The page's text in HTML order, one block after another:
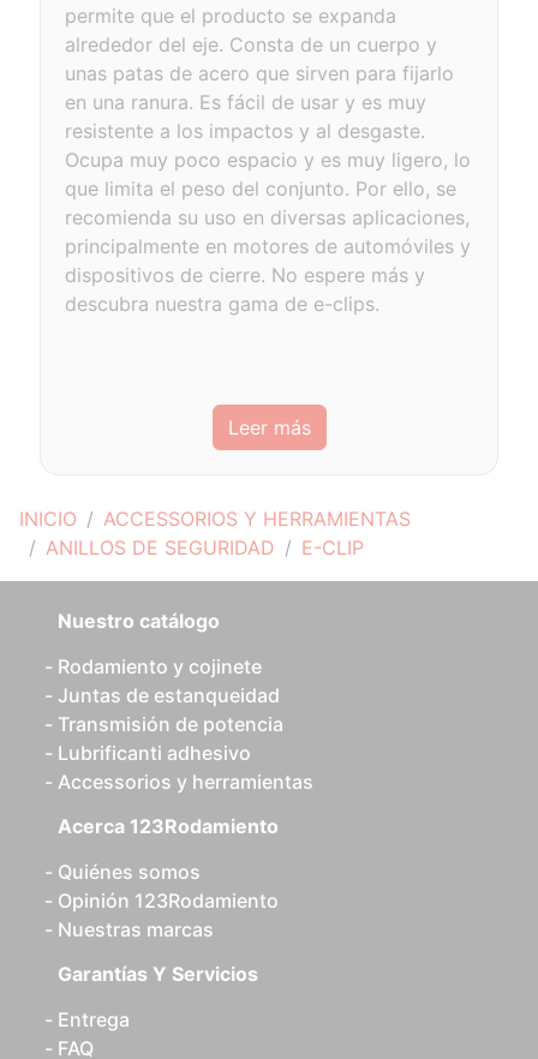
INICIO
ACCESSORIOS Y HERRAMIENTAS
ANILLOS DE SEGURIDAD
E-CLIP
permite que el producto se expanda
alrededor del eje. Consta de un cuerpo y
unas patas de acero que sirven para fijarlo
en una ranura. Es fácil de usar y es muy
resistente a los impactos y al desgaste.
Ocupa muy poco espacio y es muy ligero, lo
que limita el peso del conjunto. Por ello, se
recomienda su uso en diversas aplicaciones,
principalmente en motores de automóviles y
dispositivos de cierre. No espere más y
descubra nuestra gama de e-clips.
Leer más
Nuestro catálogo
Rodamiento y cojinete
Juntas de estanqueidad
Transmisión de potencia
Lubrificanti adhesivo
Accessorios y herramientas
Acerca 123Rodamiento
Quiénes somos
Opinión 123Rodamiento
Nuestras marcas
Garantías Y Servicios
Entrega
FAQ